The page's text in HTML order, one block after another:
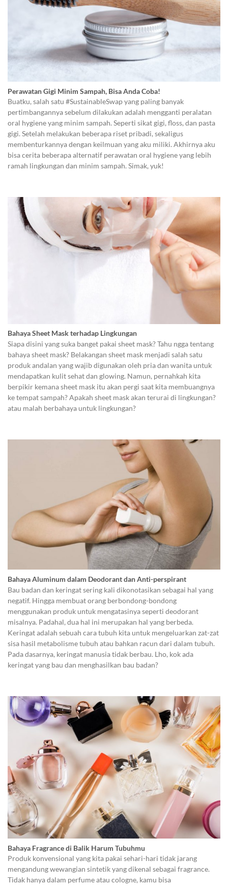
Perawatan Gigi Minim Sampah, Bisa Anda Coba!
Buatku, salah satu #SustainableSwap yang paling banyak
pertimbangannya sebelum dilakukan adalah mengganti peralatan
oral hygiene yang minim sampah. Seperti sikat gigi, floss, dan pasta
gigi. Setelah melakukan beberapa riset pribadi, sekaligus
membenturkannya dengan keilmuan yang aku miliki. Akhirnya aku
bisa cerita beberapa alternatif perawatan oral hygiene yang lebih
ramah lingkungan dan minim sampah. Simak, yuk!
Bahaya Sheet Mask terhadap Lingkungan
Siapa disini yang suka banget pakai sheet mask? Tahu ngga tentang
bahaya sheet mask? Belakangan sheet mask menjadi salah satu
produk andalan yang wajib digunakan oleh pria dan wanita untuk
mendapatkan kulit sehat dan glowing. Namun, pernahkah kita
berpikir kemana sheet mask itu akan pergi saat kita membuangnya
ke tempat sampah? Apakah sheet mask akan terurai di lingkungan?
atau malah berbahaya untuk lingkungan?
Bahaya Aluminum dalam Deodorant dan Anti-perspirant
Bau badan dan keringat sering kali dikonotasikan sebagai hal yang
negatif. Hingga membuat orang berbondong-bondong
menggunakan produk untuk mengatasinya seperti deodorant
misalnya. Padahal, dua hal ini merupakan hal yang berbeda.
Keringat adalah sebuah cara tubuh kita untuk mengeluarkan zat-zat
sisa hasil metabolisme tubuh atau bahkan racun dari dalam tubuh.
Pada dasarnya, keringat manusia tidak berbau. Lho, kok ada
keringat yang bau dan menghasilkan bau badan?
Bahaya Fragrance di Balik Harum Tubuhmu
Produk konvensional yang kita pakai sehari-hari tidak jarang
mengandung wewangian sintetik yang dikenal sebagai fragrance.
Tidak hanya dalam perfume atau cologne, kamu bisa